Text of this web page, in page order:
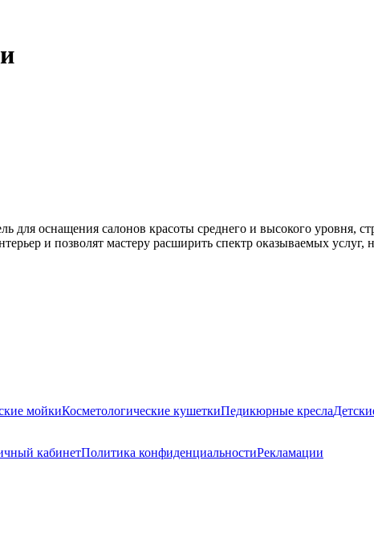
для оснащения салонов красоты среднего и высокого
и позволят мастеру расширить спектр оказываемых
мойкиКосметологические кушеткиПедикюрные кресла
кабинетПолитика конфиденциальностиРекламации